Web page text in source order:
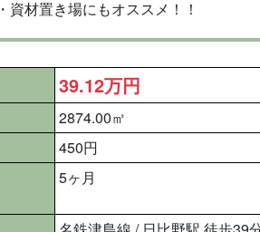
材置き場にもオススメ！！
39.12万円
2874.00㎡
450円
5ヶ月